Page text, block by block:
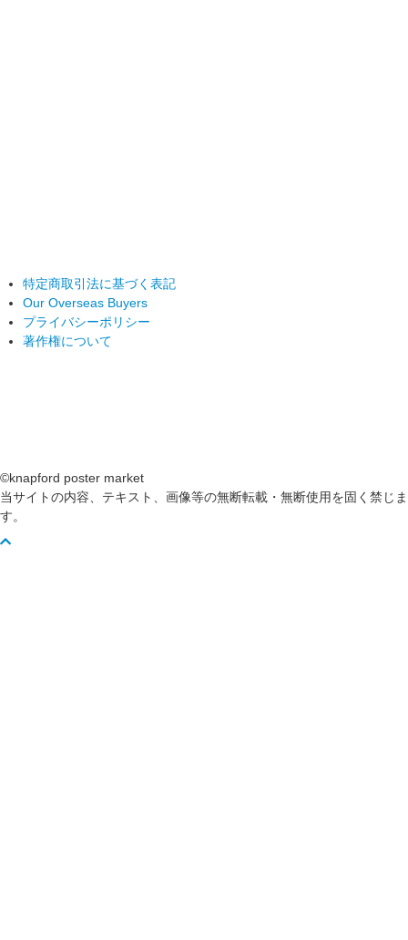
特定商取引法に基づく表記
Our Overseas Buyers
プライバシーポリシー
著作権について
©knapford poster market
当サイトの内容、テキスト、画像等の無断転載・無断使用を固く禁じま
す。